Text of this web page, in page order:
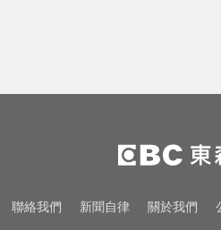
被撞死 3男扯：她自
川普簽署行政命令！
權並禁生育旅遊
台中恐怖車禍！婦人
聯絡我們 新聞自律 關於我們